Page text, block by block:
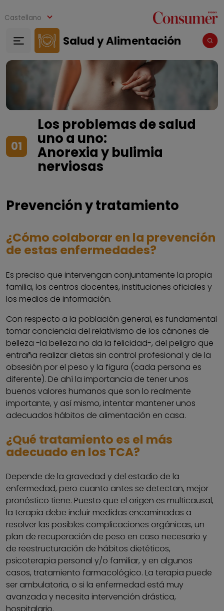
Castellano
Salud y Alimentación
01
Los problemas de salud
uno a uno:
Anorexia y bulimia
nerviosas
Prevención y tratamiento
¿Cómo colaborar en la prevención
de estas enfermedades?
Es preciso que intervengan conjuntamente la propia
familia, los centros docentes, instituciones oficiales y
los medios de información.
Con respecto a la población general, es fundamental
tomar conciencia del relativismo de los cánones de
belleza -la belleza no da la felicidad-, del peligro que
entraña realizar dietas sin control profesional y de la
obsesión por el peso y la figura (cada persona es
diferente). De ahí la importancia de tener unos
buenos valores humanos que son lo realmente
importante, y así mismo, intentar mantener unos
adecuados hábitos de alimentación en casa.
¿Qué tratamiento es el más
adecuado en los TCA?
Depende de la gravedad y del estadio de la
enfermedad, pero cuanto antes se detectan, mejor
pronóstico tiene. Puesto que el origen es multicausal,
la terapia debe incluir medidas encaminadas a
resolver las posibles complicaciones orgánicas, un
plan de recuperación de peso en caso necesario y
de reestructuración de hábitos dietéticos,
psicoterapia personal y/o familiar, y en algunos
casos, tratamiento farmacológico. La terapia puede
ser ambulatoria, o si la enfermedad está muy
avanzada y necesita intervención drástica,